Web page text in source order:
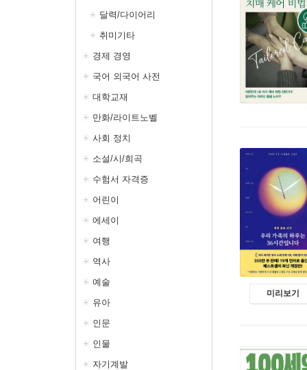
달력/다이어리
취미기타
경제 경영
국어 외국어 사전
대학교재
만화/라이트노벨
사회 정치
소설/시/희곡
수험서 자격증
어린이
에세이
여행
역사
예술
유아
인문
인물
자기계발
미리보기